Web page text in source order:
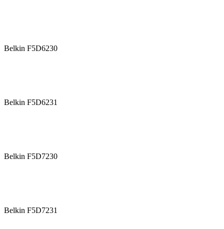
Belkin F5D6230
Belkin F5D6231
Belkin F5D7230
Belkin F5D7231